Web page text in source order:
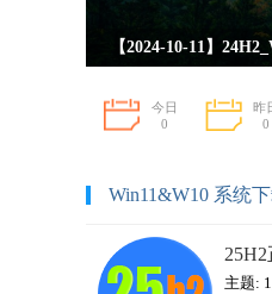
【2024-10-11】
今日
0
昨
0
Win11&W10 系统
主题: 1